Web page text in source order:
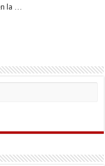
la …